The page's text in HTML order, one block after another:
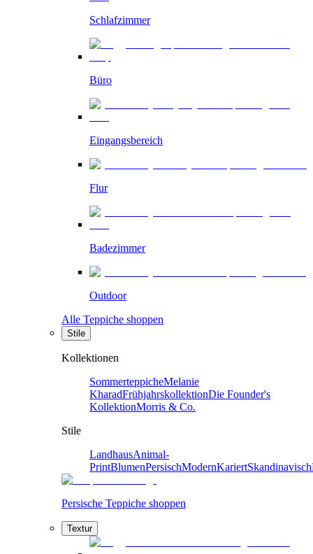
Schlafzimmer
Büro
Eingangsbereich
Flur
Badezimmer
Outdoor
Alle Teppiche shoppen
Stile
Kollektionen
SommerteppicheMelanie
KharadFrühjahrskollektionDie Founder's
KollektionMorris & Co.
Stile
LandhausAnimal-
PrintBlumenPersischModernKariertSkandinavisch
Persische Teppiche shoppen
Textur